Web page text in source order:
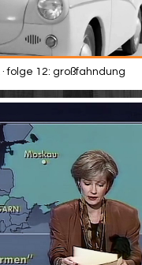
folge 12: großfahndung